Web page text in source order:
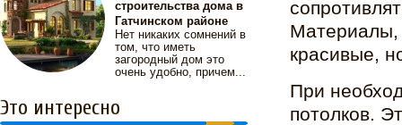
строительства дома в
Гатчинском районе
Нет никаких сомнений в
том, что иметь
загородный дом это
очень удобно, причем...
Это интересно
Материалы,
красивые,
При
потолков.